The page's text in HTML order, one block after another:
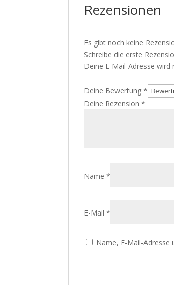
Rezensionen
Es gibt noch keine
Schreibe die erste
Deine E-Mail-Adresse
Deine Bewertung*
Deine Rezension*
Name*
E-Mail*
Name, E-Mail-